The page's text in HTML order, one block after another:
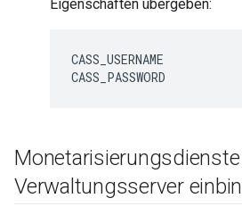
Eigenschaften übergeben:
CASS_USERNAME
CASS_PASSWORD
Monetarisierungsdienste
Verwaltungsserver